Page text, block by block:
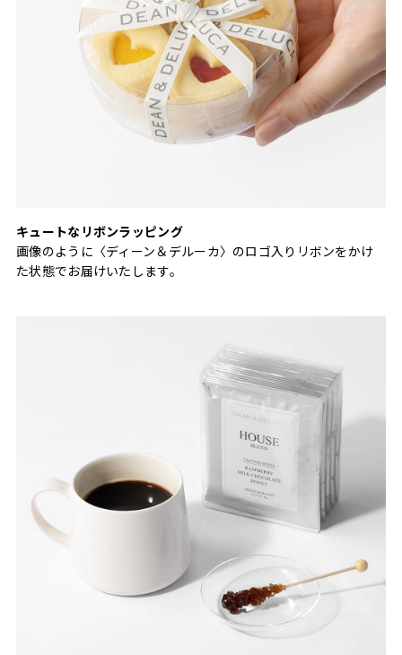
キュートなリボンラッピング
画像のように〈ディーン＆デルーカ〉のロゴ入りリボンをかけ
た状態でお届けいたします。